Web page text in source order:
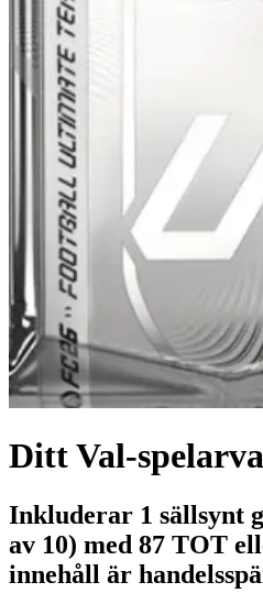
Ditt Val-
Inkluderar 1 sällsynt
av 10) med 87 TOT
innehåll är